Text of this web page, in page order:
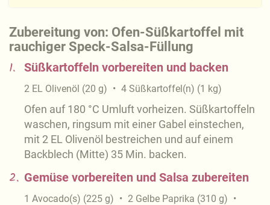
Zubereitung von: Ofen-Süßkartoffel mit
rauchiger Speck-Salsa-Füllung
1. Süßkartoffeln vorbereiten und backen
2 EL Olivenöl (20 g) 4 Süßkartoffel(n) (1 kg)
Ofen auf 180 °C Umluft vorheizen. Süßkartoffeln
waschen, ringsum mit einer Gabel einstechen,
mit 2 EL Olivenöl bestreichen und auf einem
Backblech (Mitte) 35 Min. backen.
2. Gemüse vorbereiten und Salsa zubereiten
1 Avocado(s) (225 g) 2 Gelbe Paprika (310 g)